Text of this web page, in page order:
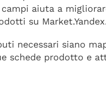
aiuta a
su
necessari siano
schede prodotto e